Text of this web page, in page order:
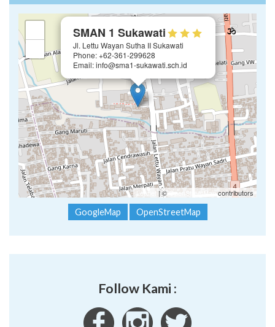
SMAN 1 Sukawati
Jl. Lettu Wayan Sutha II Sukawati
Phone: +62-361-299628
Email: info@sma1-sukawati.sch.id
Leaflet | ©OpenStreetMap contributors
GoogleMap OpenStreetMap
Follow Kami :